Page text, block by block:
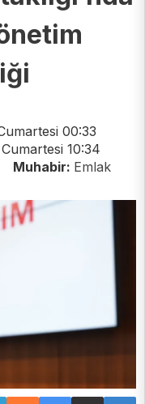
00:33
10:34
Muhabir: Emlak